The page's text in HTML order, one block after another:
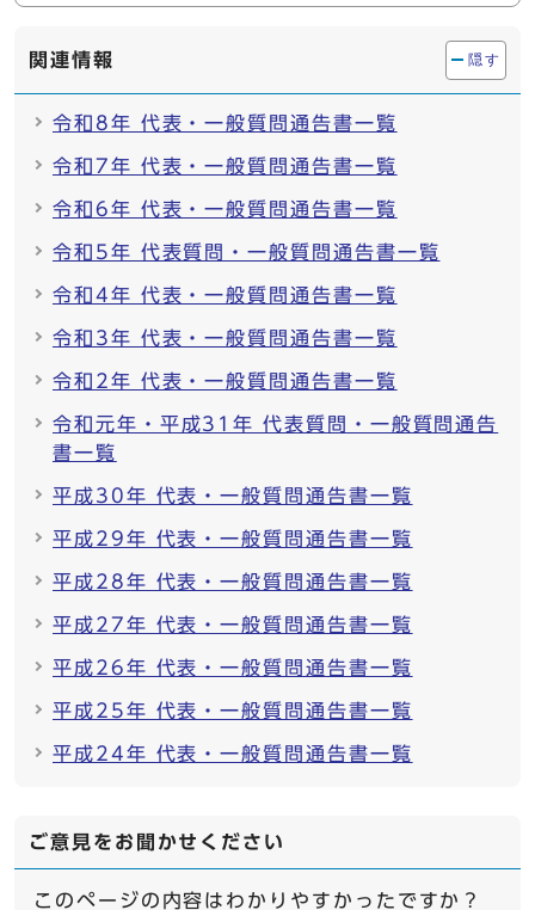
関連情報 隠す
令和8年 代表・一般質問通告書一覧
令和7年 代表・一般質問通告書一覧
令和6年 代表・一般質問通告書一覧
令和5年 代表質問・一般質問通告書一覧
令和4年 代表・一般質問通告書一覧
令和3年 代表・一般質問通告書一覧
令和2年 代表・一般質問通告書一覧
令和元年・平成31年 代表質問・一般質問通告
書一覧
平成30年 代表・一般質問通告書一覧
平成29年 代表・一般質問通告書一覧
平成28年 代表・一般質問通告書一覧
平成27年 代表・一般質問通告書一覧
平成26年 代表・一般質問通告書一覧
平成25年 代表・一般質問通告書一覧
平成24年 代表・一般質問通告書一覧
ご意見をお聞かせください
このページの内容はわかりやすかったですか？